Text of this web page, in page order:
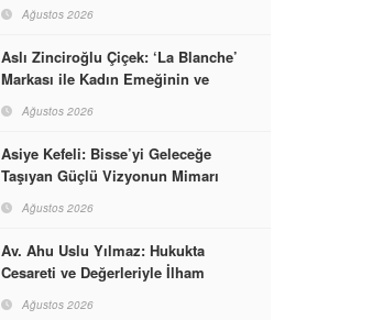
Dünyasına İmzalarını Attılar
Ağustos 2026
Aslı Zinciroğlu Çiçek: ‘La Blanche’
Markası ile Kadın Emeğinin ve
Başarabileceğinin En Güzel
Örneğini Sunuyor
Ağustos 2026
Asiye Kefeli: Bisse’yi Geleceğe
Taşıyan Güçlü Vizyonun Mimarı
Ağustos 2026
Av. Ahu Uslu Yılmaz: Hukukta
Cesareti ve Değerleriyle İlham
Ağustos 2026